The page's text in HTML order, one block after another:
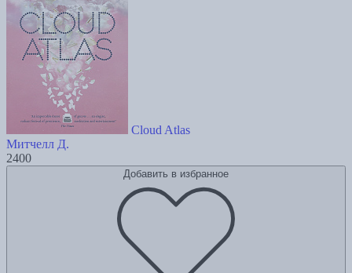
Cloud Atlas
Митчелл Д.
2400
Добавить в избранное